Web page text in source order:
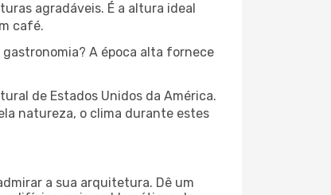
agradáveis. É a altura ideal
café.
A época alta fornece
de Estados Unidos da América.
natureza, o clima durante estes
a sua arquitetura. Dê um